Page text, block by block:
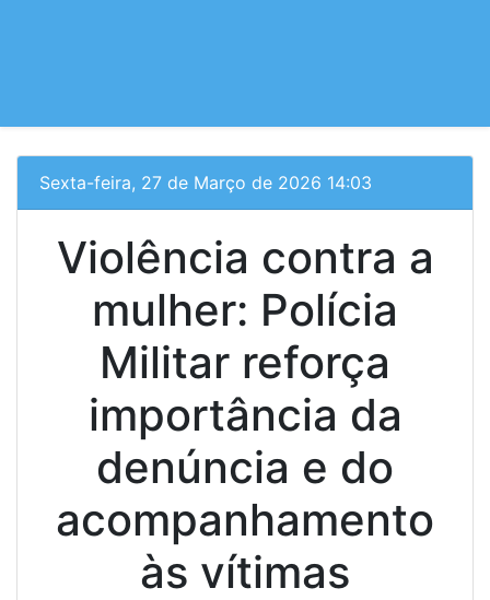
Sexta-feira, 27 de Março de 2026 14:03
Violência contra a
mulher: Polícia
Militar reforça
importância da
denúncia e do
acompanhamento
às vítimas